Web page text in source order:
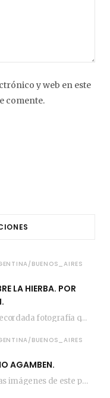
y web en este
comente.
BUENOS_AIRES
LA HIERBA. POR
Esta es una recordada fotografía que registré…
BUENOS_AIRES
AGAMBEN.
(Aclaración: Todas las imágenes de este posteo fueron tomadas de Bloghemia.com, y todos los…